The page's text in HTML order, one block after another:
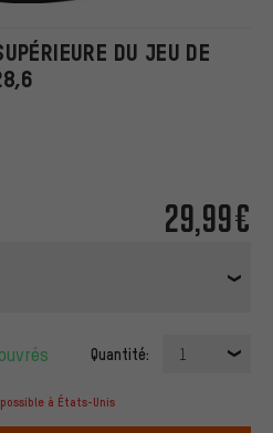
DU JEU DE
29,99€
Quantité: 1
à États-Unis